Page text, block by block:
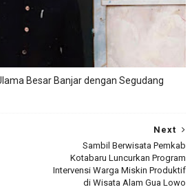
Besar Banjar dengan Segudang
Next
Sambil Berwisata Pemkab
Kotabaru Luncurkan Program
Intervensi Warga Miskin Produktif
di Wisata Alam Gua Lowo